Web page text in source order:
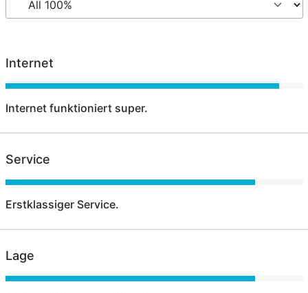
Internet
Internet funktioniert super.
Service
Erstklassiger Service.
Lage